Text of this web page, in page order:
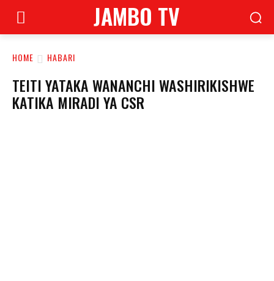
JAMBO TV
HOME HABARI
TEITI YATAKA WANANCHI WASHIRIKISHWE
KATIKA MIRADI YA CSR